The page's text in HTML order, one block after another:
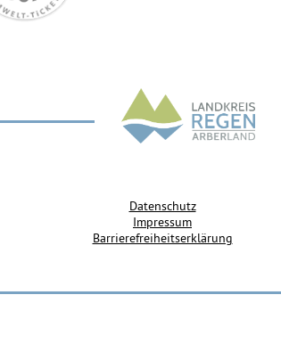
Datenschutz
Impressum
Barrierefreiheitserklärung